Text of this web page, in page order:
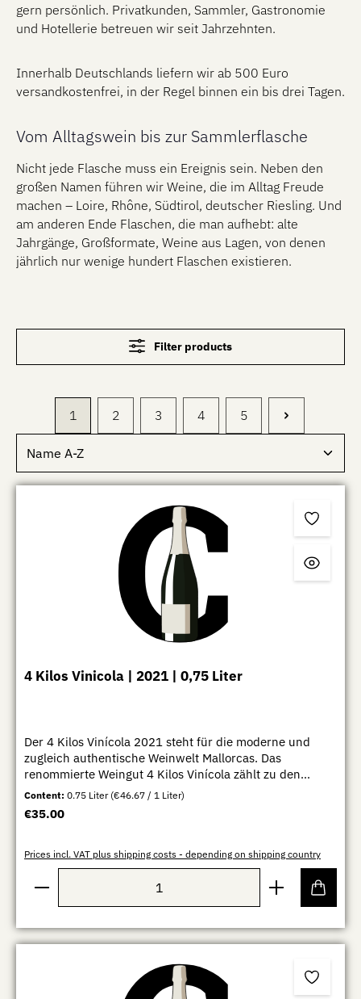
gern persönlich. Privatkunden, Sammler, Gastronomie
und Hotellerie betreuen wir seit Jahrzehnten.
Innerhalb Deutschlands liefern wir ab 500 Euro
versandkostenfrei, in der Regel binnen ein bis drei Tagen.
Vom Alltagswein bis zur Sammlerflasche
Nicht jede Flasche muss ein Ereignis sein. Neben den
großen Namen führen wir Weine, die im Alltag Freude
machen – Loire, Rhône, Südtirol, deutscher Riesling. Und
am anderen Ende Flaschen, die man aufhebt: alte
Jahrgänge, Großformate, Weine aus Lagen, von denen
jährlich nur wenige hundert Flaschen existieren.
Filter products
Page
1 Page
2 Page
3 Page
4 Page
5
4 Kilos Vinicola | 2021 | 0,75 Liter
Der 4 Kilos Vinícola 2021 steht für die moderne und
zugleich authentische Weinwelt Mallorcas. Das
renommierte Weingut 4 Kilos Vinícola zählt zu den
spannendsten Erzeugern der Insel und ist bekannt für
charakterstarke, mediterrane Weine mit klarer Herkunft
und eigenständigem Stil. Der Jahrgang 2021 verbindet
bemerkenswerte Frische zu einem ausdrucksstarken
Rotwein mit viel Persönlichkeit. Im Glas zeigt sich der
Wein in einem dunklen Rubinrot mit violetten Reflexen.
Das Bouquet wirkt intensiv und vielschichtig mit Aromen
begleitet von mediterranen Kräutern, feiner Würze und
sich der 4 Kilos kraftvoll und zugleich elegant mit
seidiger Textur, präziser Struktur und harmonisch
Content:0.75 Liter (€46.67 / 1 Liter)
Regular price:
€35.00
Prices incl. VAT plus shipping costs - depending on shipping country
Product Quantity: Enter the desired amount or use